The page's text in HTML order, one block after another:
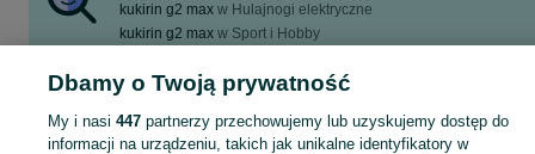
kukirin g2 max w Hulajnogi elektryczne
kukirin g2 max w Sport i Hobby
kukirin g2 max 2026 w Hulajnogi elektryczne
Zobacz Więcej
Dbamy o Twoją prywatność
My i nasi 447partnerzy przechowujemy lub uzyskujemy dostęp do
informacji na urządzeniu, takich jak unikalne identyfikatory w